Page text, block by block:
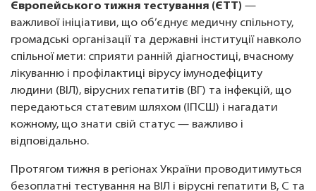
Європейського тижня тестування (ЄТТ) —
важливої ініціативи, що об’єднує медичну спільноту,
громадські організації та державні інституції навколо
спільної мети: сприяти ранній діагностиці, вчасному
лікуванню і профілактиці вірусу імунодефіциту
людини (ВІЛ), вірусних гепатитів (ВГ) та інфекцій, що
передаються статевим шляхом (ІПСШ) і нагадати
кожному, що знати свій статус — важливо і
відповідально.
Протягом тижня в регіонах України проводитимуться
безоплатні тестування на ВІЛ і вірусні гепатити В, С та